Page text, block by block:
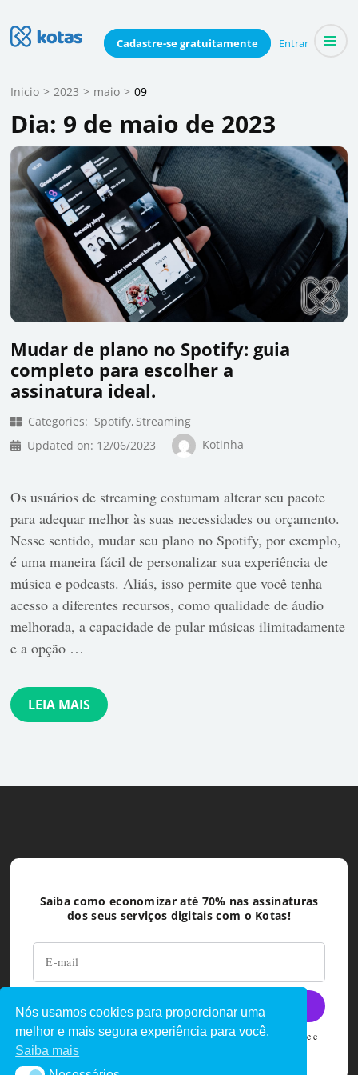
Cadastre-segratuitamente Entrar
to
(Press
Blog do Kotas
Dicas e conteúdo relevante para economizar coletivamente
Inicio > 2023 > maio > 09
Dia: 9 de maio de 2023
Mudar de plano no Spotify: guia
completo para escolher a
assinatura ideal.
Categories: Spotify Streaming
Updated on: 12/06/2023 Kotinha
Os usuários de streaming costumam alterar seu pacote
para adequar melhor às suas necessidades ou orçamento.
Nesse sentido, mudar seu plano no Spotify, por exemplo,
é uma maneira fácil de personalizar sua experiência de
música e podcasts. Aliás, isso permite que você tenha
acesso a diferentes recursos, como qualidade de áudio
melhorada, a capacidade de pular músicas ilimitadamente
e a opção …
LEIA MAIS
Saiba como economizar até 70% nas assinaturas
dos seus serviços digitais com o Kotas!
Ao deixar seu e-mail você concorda com as políticas de privacidade e
Nós usamos cookies para proporcionar uma
melhor e mais segura experiência para você.
Saiba mais